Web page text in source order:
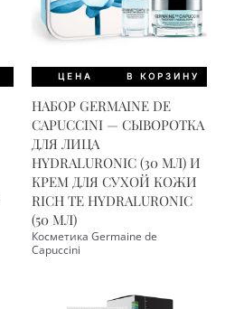
ЦЕНА В КОРЗИНУ
НАБОР GERMAINE DE
CAPUCCINI — СЫВОРОТКА
ДЛЯ ЛИЦА
HYDRALURONIC (30 МЛ) И
КРЕМ ДЛЯ СУХОЙ КОЖИ
RICH TE HYDRALURONIC
(50 МЛ)
Косметика Germaine de
Capuccini